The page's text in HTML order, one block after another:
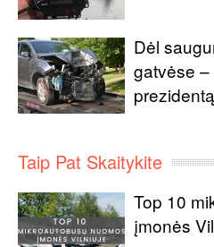
Dėl
gatvėse
prezidentą
Taip Pat Skaitykite
Top 10
įmonės